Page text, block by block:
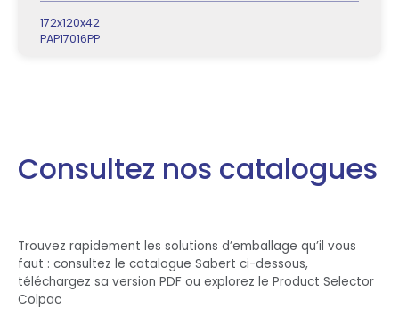
172x120x42
PAP17016PP
Consultez nos catalogues
Trouvez rapidement les solutions d’emballage qu’il vous
faut : consultez le catalogue Sabert ci-dessous,
téléchargez sa version PDF ou explorez le Product Selector
Colpac